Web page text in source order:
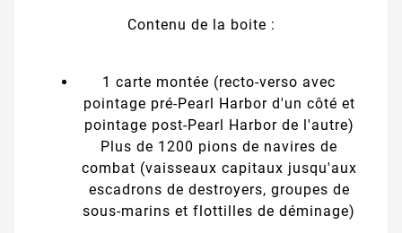
Contenu de la boite :
1 carte montée (recto-verso avec
pointage pré-Pearl Harbor d'un côté et
pointage post-Pearl Harbor de l'autre)
Plus de 1200 pions de navires de
combat (vaisseaux capitaux jusqu'aux
escadrons de destroyers, groupes de
sous-marins et flottilles de déminage)